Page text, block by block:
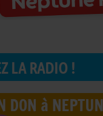
LA RADIO !